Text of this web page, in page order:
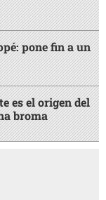
pone fin a un
es el origen del
broma